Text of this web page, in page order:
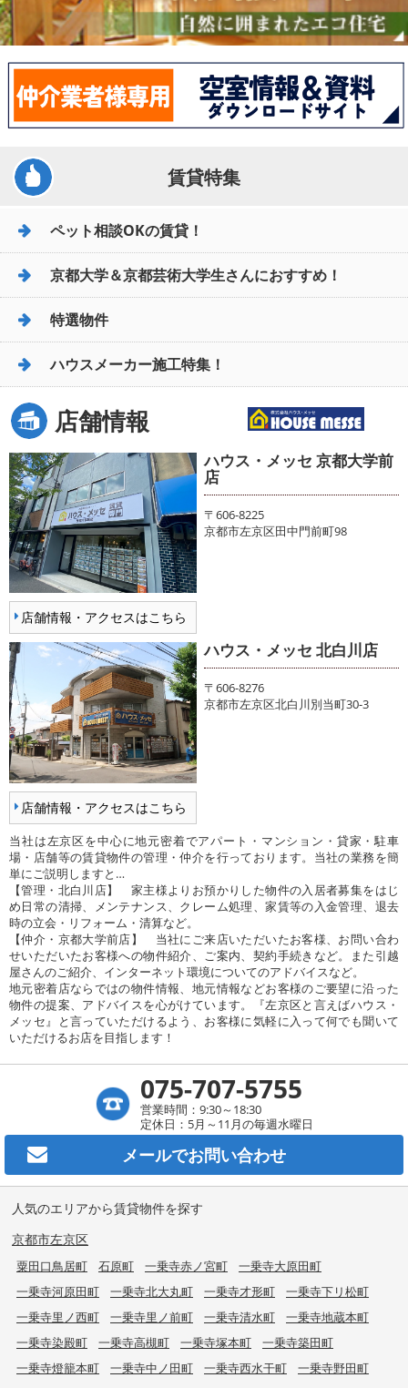
賃貸特集
ペット相談OKの賃貸！
京都大学＆京都芸術大学生さんにおすすめ！
特選物件
ハウスメーカー施工特集！
店舗情報
店舗情報・アクセスはこちら
ハウス・メッセ 京都大学前
店
〒606-8225
京都市左京区田中門前町98
店舗情報・アクセスはこちら
ハウス・メッセ 北白川店
〒606-8276
京都市左京区北白川別当町30-3
当社は左京区を中心に地元密着でアパート・マンション・貸家・駐車
場・店舗等の賃貸物件の管理・仲介を行っております。当社の業務を簡
単にご説明しますと…
【管理・北白川店】 家主様よりお預かりした物件の入居者募集をはじ
め日常の清掃、メンテナンス、クレーム処理、家賃等の入金管理、退去
時の立会・リフォーム・清算など。
【仲介・京都大学前店】 当社にご来店いただいたお客様、お問い合わ
せいただいたお客様への物件紹介、ご案内、契約手続きなど。また引越
屋さんのご紹介、インターネット環境についてのアドバイスなど。
地元密着店ならではの物件情報、地元情報などお客様のご要望に沿った
物件の提案、アドバイスを心がけています。『左京区と言えばハウス・
メッセ』と言っていただけるよう、お客様に気軽に入って何でも聞いて
いただけるお店を目指します！
075-707-5755
営業時間：9:30～18:30
定休日：5月～11月の毎週水曜日
メールでお問い合わせ
人気のエリアから賃貸物件を探す
京都市左京区
粟田口鳥居町 石原町 一乗寺赤ノ宮町
一乗寺大原田町
一乗寺河原田町
一乗寺北大丸町 一乗寺才形町
一乗寺下リ松町
一乗寺里ノ西町
一乗寺里ノ前町 一乗寺清水町
一乗寺地蔵本町
一乗寺染殿町
一乗寺高槻町 一乗寺塚本町
一乗寺築田町
一乗寺燈籠本町
一乗寺中ノ田町 一乗寺西水干町
一乗寺野田町